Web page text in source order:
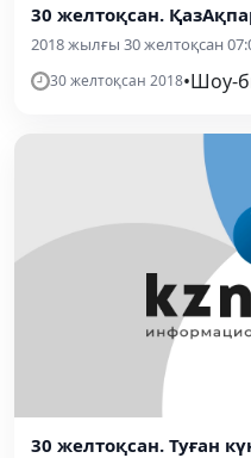
30 желтоқсан.
2018 жылғы 30 желтоқсан
30 желтоқсан 2018•Шоу-
30 желтоқсан. Туған